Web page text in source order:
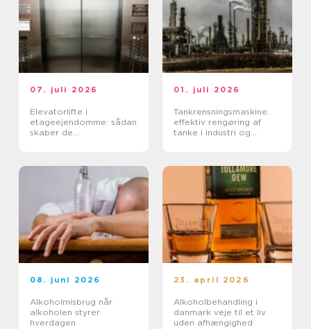
07. juli 2026
Elevatorlifte i
etageejendomme: sådan
skaber de
01. juli 2026
Tankrensningsmaskine:
effektiv rengøring af
tanke i industri og
08. juni 2026
Alkoholmisbrug når
alkoholen styrer
hverdagen
23. april 2026
Alkoholbehandling i
danmark veje til et liv
uden afhængighed